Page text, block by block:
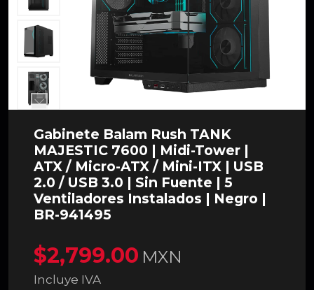
Gabinete Balam Rush TANK
MAJESTIC 7600 | Midi-Tower |
ATX / Micro-ATX / Mini-ITX | USB
2.0 / USB 3.0 | Sin Fuente | 5
Ventiladores Instalados | Negro |
BR-941495
$2,799.00 MXN
Incluye IVA